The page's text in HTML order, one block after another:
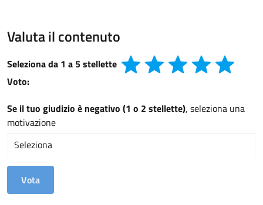
Valuta il contenuto
Seleziona da 1 a 5 stellette
Voto:
Se il tuo giudizio è negativo (1 o 2 stellette), seleziona una
motivazione